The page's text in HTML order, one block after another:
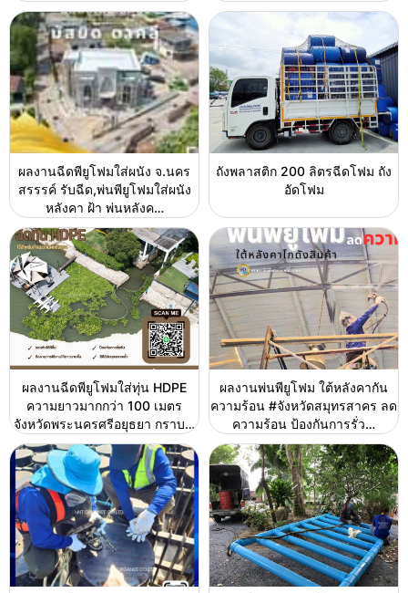
ผลงานฉีดพียูโฟมใส่ผนัง จ.นคร
สรรรค์ รับฉีด,พ่นพียูโฟมใส่ผนัง
หลังคา ฝ้า พ่นหลังค…
ถังพลาสติก 200 ลิตรฉีดโฟม ถัง
อัดโฟม
ผลงานฉีดพียูโฟมใส่ทุ่น HDPE
ความยาวมากกว่า 100 เมตร
จังหวัดพระนครศรีอยุธยา กราบ…
ผลงานพ่นพียูโฟม ใต้หลังคากัน
ความร้อน #จังหวัดสมุทรสาคร ลด
ความร้อน ป้องกันการรั่ว…